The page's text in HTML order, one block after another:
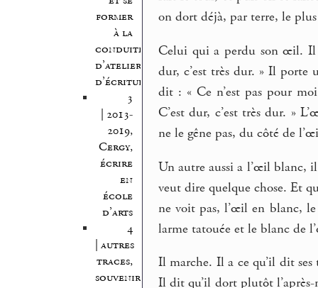
former
à la
conduite
d’atelier
d’écriture
3
| 2013-
2019,
Cergy,
écrire
en
école
d’arts
4
| autres
traces,
souvenirs,
on dort déjà, par terre, le
Celui qui a perdu son œil. Il
dur, c’est très dur. » Il porte
dit : « Ce n’est pas pour
C’est dur, c’est très dur. »
ne le gêne pas, du côté de
Un autre aussi a l’œil blanc,
veut dire quelque chose. Et
ne voit pas, l’œil en blanc,
larme tatouée et le blanc de
Il marche. Il a ce qu’il dit
Il dit qu’il dort plutôt